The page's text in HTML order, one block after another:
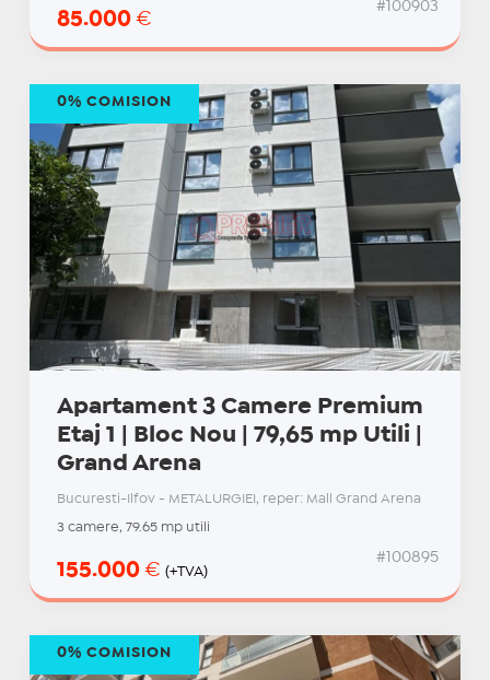
85.000 €
#100903
Apartament 3 Camere Premium
Etaj 1 | Bloc Nou | 79,65 mp Utili |
Grand Arena
Bucuresti-Ilfov - METALURGIEI, reper: Mall Grand Arena
3 camere, 79.65 mp utili
155.000 € (+TVA)
#100895
0% COMISION
0% COMISION